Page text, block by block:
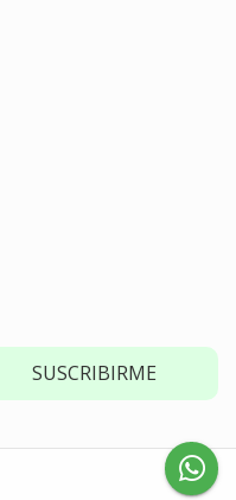
SUSCRIBIRME